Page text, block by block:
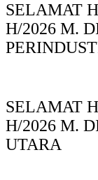
SELAMAT
H/2026 M.
SELAMAT
H/2026 M.
UTARA